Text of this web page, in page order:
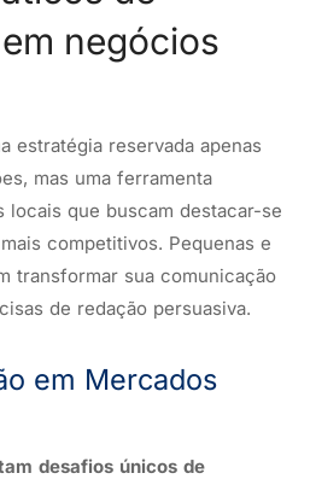
negócios
estratégia reservada apenas
mas uma ferramenta
locais que buscam destacar-se
competitivos. Pequenas e
transformar sua comunicação
de redação persuasiva.
em Mercados
desafios únicos de